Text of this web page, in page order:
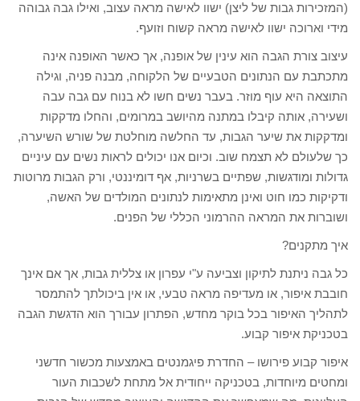
(המזכירות גבות של ליצן) ישוו לאישה מראה עצוב, ואילו גבה גבוהה
מידי וארוכה ישוו לאישה מראה קשוח וזועף.
עיצוב צורת הגבה הוא עינין של אופנה, אך כאשר האופנה אינה
מתכתבת עם הנתונים הטבעיים של הלקוחה, מבנה פניה, וגילה
התוצאה היא עוף מוזר. בעבר נשים חשו לא בנוח עם גבה עבה
ושעירה, אותה קיבלו במתנה מהיושב במרומים, והחלו מדקקות
ומדקקות את שיער הגבות, עד החלשה מוחלטת של שורש השיערה,
כך שלעולם לא תצמח שוב. וכיום אנו יכולים לראות נשים עם עיניים
גדולות ומודגשות, שפתיים בשרניות, אף דומיננטי, ורק הגבות מרוטות
ודקיקות כמו חוט ואינן מתאימות לנתונים המולדים של האשה,
ושוברות את המראה ההרמוני הכללי של הפנים.
איך מתקנים?
כל גבה ניתנת לתיקון וצביעה ע"י עפרון או צללית גבות, אך אם אינך
חובבת איפור, או מעדיפה מראה טבעי, או אין ביכולתך להתמסר
לתהליך האיפור בכל בוקר מחדש, הפתרון עבורך הוא הדגשת הגבה
בטכניקת איפור קבוע.
איפור קבוע פירושו – החדרת פיגמנטים באמצעות מכשור חדשני
ומחטים מיוחדות, בטכניקה ייחודית אל מתחת לשכבות העור